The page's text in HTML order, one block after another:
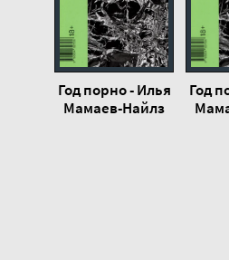
Курьер-619 (Юпитер – Челябинск) 23
Курьер-619 (Юпитер – Челябинск) 24
Курьер-619 (Юпитер – Челябинск) 25
Курьер-619 (Юпитер – Челябинск) 26
Год порно - Илья
Мамаев-Найлз
Год